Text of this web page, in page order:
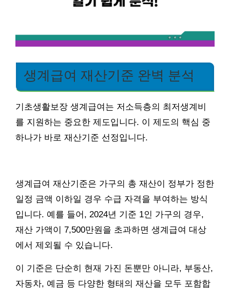
생계급여 재산기준 완벽 분석
기초생활보장 생계급여는 저소득층의 최저생계비
를 지원하는 중요한 제도입니다. 이 제도의 핵심 중
하나가 바로 재산기준 선정입니다.
생계급여 재산기준은 가구의 총 재산이 정부가 정한
일정 금액 이하일 경우 수급 자격을 부여하는 방식
입니다. 예를 들어, 2024년 기준 1인 가구의 경우,
재산 가액이 7,500만원을 초과하면 생계급여 대상
에서 제외될 수 있습니다.
이 기준은 단순히 현재 가진 돈뿐만 아니라, 부동산,
자동차, 예금 등 다양한 형태의 재산을 모두 포함합